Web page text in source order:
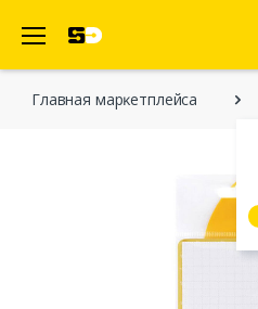
Главная марĸетплейса